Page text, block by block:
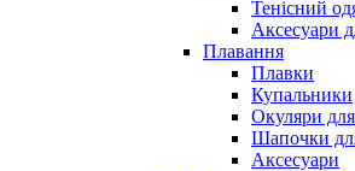
Тенісний
Аксесуари
Плавання
Плавки
Купальники
Окуляри
Шапочки
Аксесуари